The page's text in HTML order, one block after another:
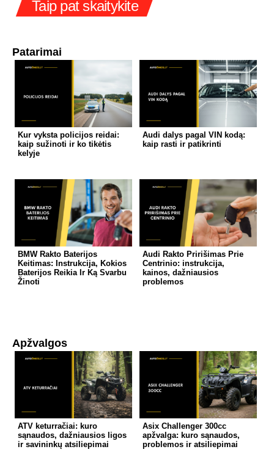
Taip pat skaitykite
Patarimai
Kur vyksta policijos reidai:
kaip sužinoti ir ko tikėtis
kelyje
Audi dalys pagal VIN kodą:
kaip rasti ir patikrinti
BMW Rakto Baterijos
Keitimas: Instrukcija, Kokios
Baterijos Reikia Ir Ką Svarbu
Žinoti
Audi Rakto Pririšimas Prie
Centrinio: instrukcija,
kainos, dažniausios
problemos
Apžvalgos
ATV keturračiai: kuro
sąnaudos, dažniausios ligos
ir savininkų atsiliepimai
Asix Challenger 300cc
apžvalga: kuro sąnaudos,
problemos ir atsiliepimai